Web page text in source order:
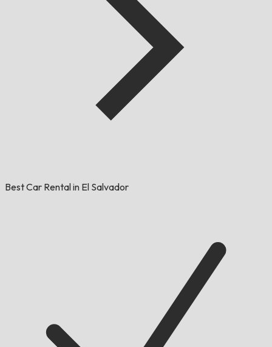
Best Car Rental in El Salvador